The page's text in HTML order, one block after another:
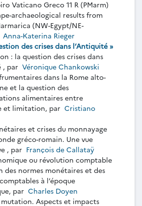
Vaticano Greco 11 R (PMarm)
archaeological results from
(NW-Egypt/NE-
Anna-Katerina Rieger
des crises dans l’Antiquité »
: la question des crises dans
, par Véronique Chankowski
dans la Rome alto-
et la question des
alimentaires entre
et limitation, par Cristiano
et crises du monnayage
gréco-romain. Une vue
, par François de Callataÿ
ou révolution comptable
des normes monétaires et des
à l’époque
par Charles Doyen
mutation. Aspects et impacts